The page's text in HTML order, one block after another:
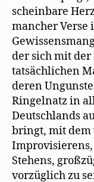
scheinbare
mancher Verse
der sich mit
tatsächlichen
deren
Ringelnatz in
Deutschlands
bringt, mit
Stehens,
vorzüglich zu